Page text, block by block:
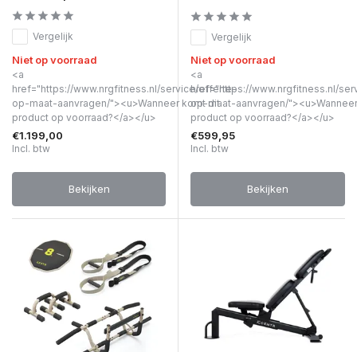
Vergelijk
Niet op voorraad
<a
href="https://www.nrgfitness.nl/service/offerte-
op-maat-aanvragen/"><u>Wanneer komt dit
product op voorraad?</a></u>
€1.199,00
Incl. btw
Bekijken
Vergelijk
Niet op voorraad
<a
href="https://www.nrgfitness.nl/
op-maat-aanvragen/
product op voorraad?</a></u>
€599,95
Incl. btw
Bekijken